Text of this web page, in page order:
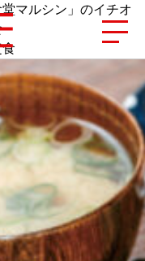
マルシン」のイチオ